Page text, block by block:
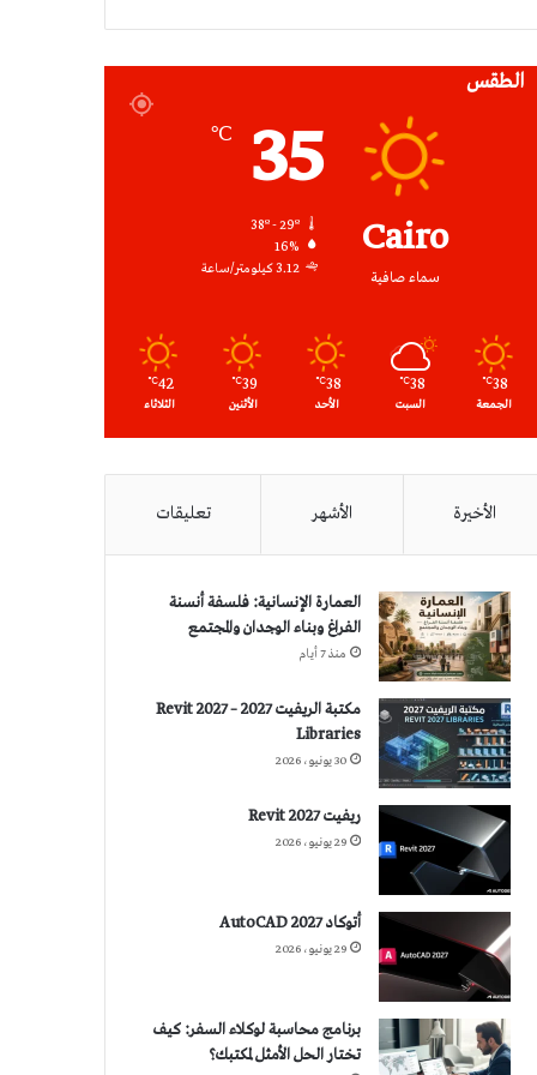
الطقس
Cairo
سماء صافية
35
℃
16%
3.12 كيلومتر/ساعة
38
℃
الجمعة
38
℃
السبت
38
℃
الأحد
39
℃
الأثنين
42
℃
الثلاثاء
الأخيرة الأشهر تعليقات
العمارة الإنسانية: فلسفة أنسنة
الفراغ وبناء الوجدان والمجتمع
منذ 7 أيام
مكتبة الريفيت 2027 – Revit 2027
Libraries
30 يونيو، 2026
ريفيت 2027 Revit
29 يونيو، 2026
أتوكاد 2027 AutoCAD
29 يونيو، 2026
برنامج محاسبة لوكلاء السفر: كيف
تختار الحل الأمثل لمكتبك؟